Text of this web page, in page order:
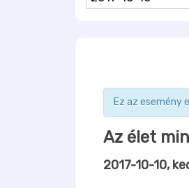
Ez az esemény
Az élet
2017-10-10,